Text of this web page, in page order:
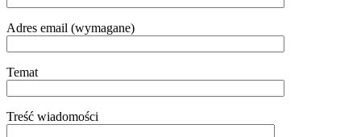
Adres email (wymagane)
Temat
Treść wiadomości